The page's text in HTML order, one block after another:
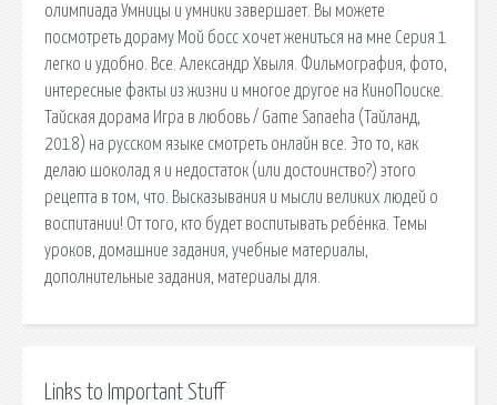
олимпиада Умницы и умники завершает. Вы можете
посмотреть дораму Мой босс хочет жениться на мне Серия 1
легко и удобно. Все. Александр Хвыля. Фильмография, фото,
интересные факты из жизни и многое другое на КиноПоиске.
Тайская дорама Игра в любовь / Game Sanаeha (Тайланд,
2018) на русском языке смотреть онлайн все. Это то, как
делаю шоколад я и недостаток (или достоинство?) этого
рецепта в том, что. Высказывания и мысли великих людей о
воспитании! От того, кто будет воспитывать ребёнка. Темы
уроков, домашние задания, учебные материалы,
дополнительные задания, материалы для.
Links to Important Stuff